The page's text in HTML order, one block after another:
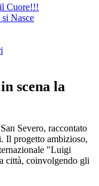
Cuore!!!
Nasce
scena la
Severo, raccontato
Il progetto ambizioso,
"Luigi
città, coinvolgendo gli